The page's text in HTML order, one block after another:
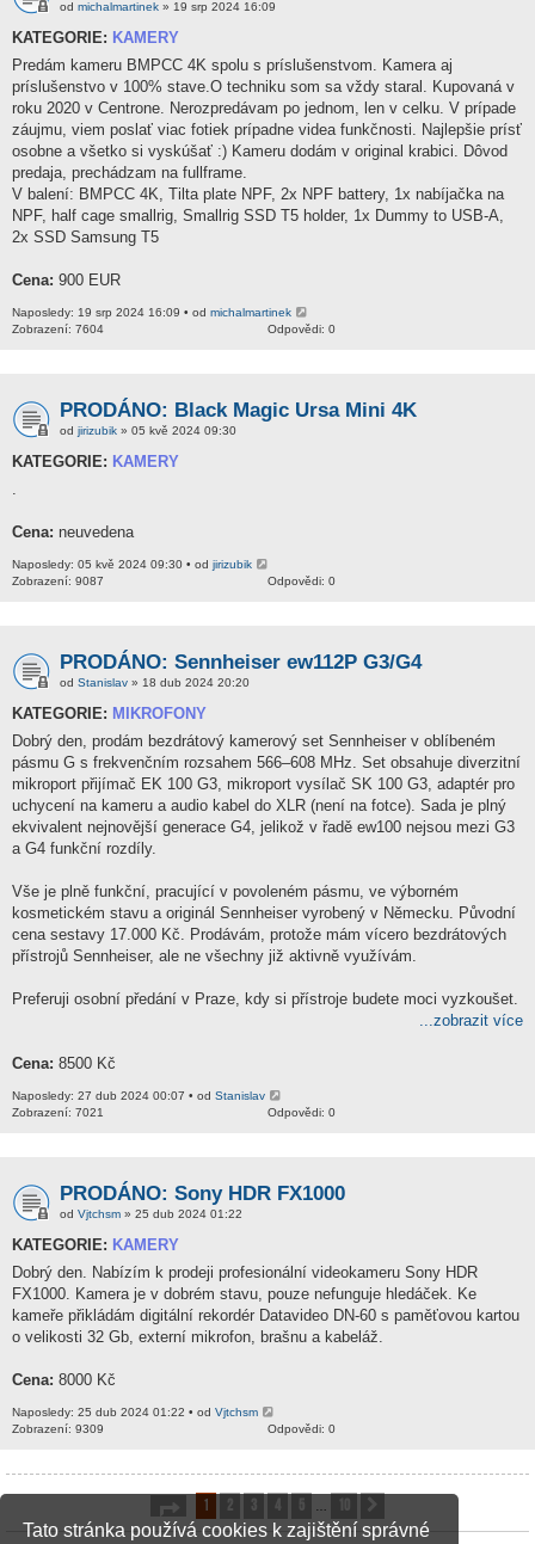
Tato stránka používá cookies k zajištění správné
od michalmartinek » 19 srp 2024 16:09
KATEGORIE: KAMERY
Predám kameru BMPCC 4K spolu s príslušenstvom. Kamera aj
príslušenstvo v 100% stave.O techniku som sa vždy staral. Kupovaná v
roku 2020 v Centrone. Nerozpredávam po jednom, len v celku. V prípade
záujmu, viem poslať viac fotiek prípadne videa funkčnosti. Najlepšie prísť
osobne a všetko si vyskúšať :) Kameru dodám v original krabici. Dôvod
predaja, prechádzam na fullframe.
V balení: BMPCC 4K, Tilta plate NPF, 2x NPF battery, 1x nabíjačka na
NPF, half cage smallrig, Smallrig SSD T5 holder, 1x Dummy to USB-A,
2x SSD Samsung T5
Cena: 900 EUR
Naposledy: 19 srp 2024 16:09 • od michalmartinek
Odpovědi: 0
Zobrazení: 7604
PRODÁNO: Black Magic Ursa Mini 4K
od jirizubik » 05 kvě 2024 09:30
KATEGORIE: KAMERY
.
Cena: neuvedena
Naposledy: 05 kvě 2024 09:30 • od jirizubik
Odpovědi: 0
Zobrazení: 9087
PRODÁNO: Sennheiser ew112P G3/G4
od Stanislav » 18 dub 2024 20:20
KATEGORIE: MIKROFONY
Dobrý den, prodám bezdrátový kamerový set Sennheiser v oblíbeném
pásmu G s frekvenčním rozsahem 566–608 MHz. Set obsahuje diverzitní
mikroport přijímač EK 100 G3, mikroport vysílač SK 100 G3, adaptér pro
uchycení na kameru a audio kabel do XLR (není na fotce). Sada je plný
ekvivalent nejnovější generace G4, jelikož v řadě ew100 nejsou mezi G3
a G4 funkční rozdíly.
Vše je plně funkční, pracující v povoleném pásmu, ve výborném
kosmetickém stavu a originál Sennheiser vyrobený v Německu. Původní
cena sestavy 17.000 Kč. Prodávám, protože mám vícero bezdrátových
přístrojů Sennheiser, ale ne všechny již aktivně využívám.
Preferuji osobní předání v Praze, kdy si přístroje budete moci vyzkoušet.
...zobrazit více
Cena: 8500 Kč
Naposledy: 27 dub 2024 00:07 • od Stanislav
Odpovědi: 0
Zobrazení: 7021
PRODÁNO: Sony HDR FX1000
od Vjtchsm » 25 dub 2024 01:22
KATEGORIE: KAMERY
Dobrý den. Nabízím k prodeji profesionální videokameru Sony HDR
FX1000. Kamera je v dobrém stavu, pouze nefunguje hledáček. Ke
kameře přikládám digitální rekordér Datavideo DN-60 s paměťovou kartou
o velikosti 32 Gb, externí mikrofon, brašnu a kabeláž.
Cena: 8000 Kč
Naposledy: 25 dub 2024 01:22 • od Vjtchsm
Odpovědi: 0
Zobrazení: 9309
Stránka 1z 10
1 2 3 4 10